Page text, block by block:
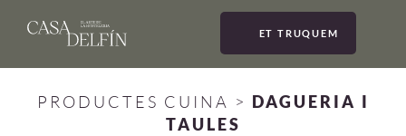
ET TRUQUEM
PRODUCTES CUINA > DAGUERIA I
TAULES